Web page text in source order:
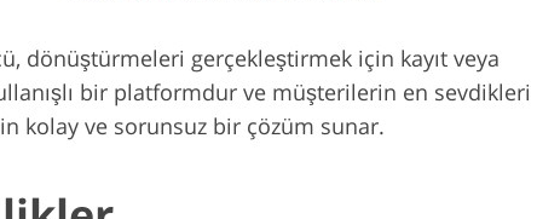
dönüştürmeleri gerçekleştirmek için kayıt veya
bir platformdur ve müşterilerin en sevdikleri
kolay ve sorunsuz bir çözüm sunar.